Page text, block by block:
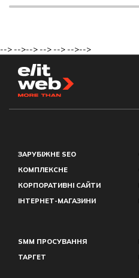
--> -->--> --> --> -->-->
ЗАРУБІЖНЕ SEO
КОМПЛЕКСНЕ
КОРПОРАТИВНІ САЙТИ
ІНТЕРНЕТ-МАГАЗИНИ
SMM ПРОСУВАННЯ
ТАРГЕТ